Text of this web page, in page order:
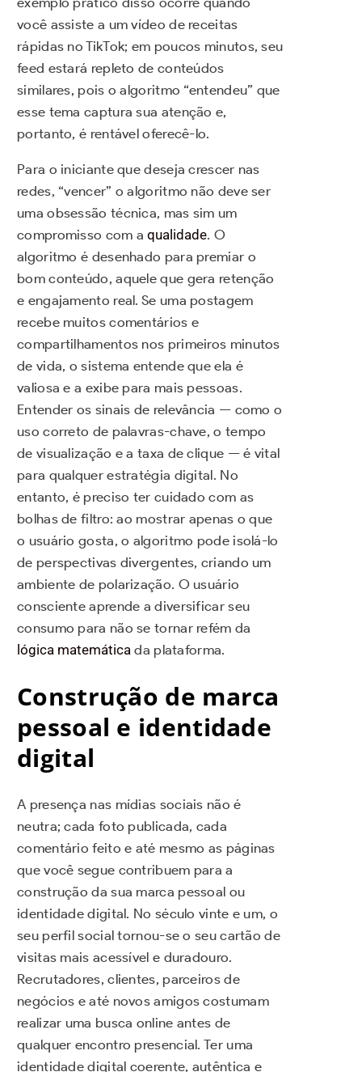
você assiste a um vídeo de receitas
rápidas no TikTok; em poucos minutos, seu
feed estará repleto de conteúdos
similares, pois o algoritmo “entendeu” que
esse tema captura sua atenção e,
portanto, é rentável oferecê-lo.
Para o iniciante que deseja crescer nas
redes, “vencer” o algoritmo não deve ser
uma obsessão técnica, mas sim um
compromisso com aqualidade. O
algoritmo é desenhado para premiar o
bom conteúdo, aquele que gera retenção
e engajamento real. Se uma postagem
recebe muitos comentários e
compartilhamentos nos primeiros minutos
de vida, o sistema entende que ela é
valiosa e a exibe para mais pessoas.
Entender os sinais de relevância — como o
uso correto de palavras-chave, o tempo
de visualização e a taxa de clique — é vital
para qualquer estratégia digital. No
entanto, é preciso ter cuidado com as
bolhas de filtro: ao mostrar apenas o que
o usuário gosta, o algoritmo pode isolá-lo
de perspectivas divergentes, criando um
ambiente de polarização. O usuário
consciente aprende a diversificar seu
consumo para não se tornar refém da
lógica matemática da plataforma.
Construção de marca
pessoal e identidade
digital
A presença nas mídias sociais não é
neutra; cada foto publicada, cada
comentário feito e até mesmo as páginas
que você segue contribuem para a
construção da sua marca pessoal ou
identidade digital. No século vinte e um, o
seu perfil social tornou-se o seu cartão de
visitas mais acessível e duradouro.
Recrutadores, clientes, parceiros de
negócios e até novos amigos costumam
realizar uma busca online antes de
qualquer encontro presencial. Ter uma
identidade digital coerente, autêntica e